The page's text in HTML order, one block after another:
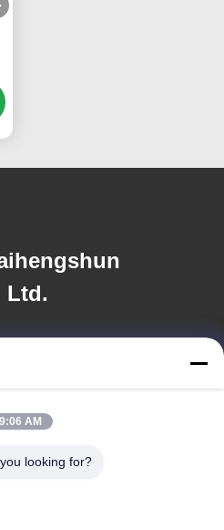
Ltd.
9:06 AM
looking for?